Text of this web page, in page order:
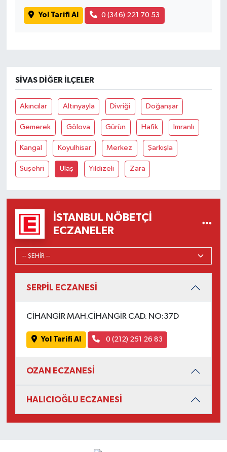
Yol Tarifi Al 0 (346) 221 70 53
SIVAS DIĞER İLÇELER
Akıncılar Altınyayla Divriği Doğanşar
Gemerek Gölova Gürün Hafik İmranlı
Kangal Koyulhisar Merkez Şarkışla
Suşehri Ulaş Yıldızeli Zara
İSTANBUL NÖBETÇI
ECZANELER
SERPİL ECZANESİ
CİHANGİR MAH.CİHANGİR CAD. NO:37D
Yol Tarifi Al 0 (212) 251 26 83
OZAN ECZANESİ
HALICIOĞLU ECZANESİ